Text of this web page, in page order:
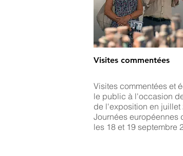
Visites commentées
Visites commentées et
le public à l'occasion
de l'exposition en juillet
Journées européennes
les 18 et 19 septembre